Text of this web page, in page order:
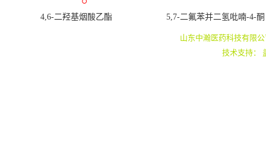
4,6-二羟基烟酸乙酯 5,7-二氟苯并二氢吡喃-4-酮
山东中瀚医药科技有限
技术支持：